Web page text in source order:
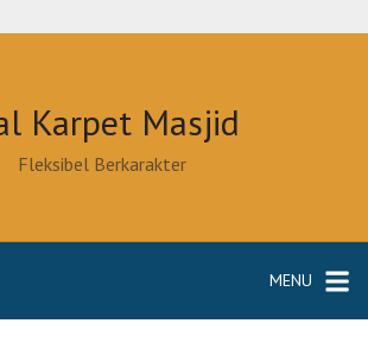
Karpet Masjid
Fleksibel Berkarakter
MENU